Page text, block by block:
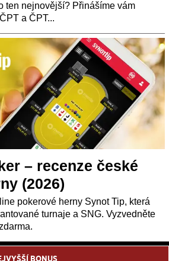
ten nejnovější? Přinášíme vám
a ČPT...
– recenze české
(2026)
pokerové herny Synot Tip, která
turnaje a SNG. Vyzvedněte
BONUS